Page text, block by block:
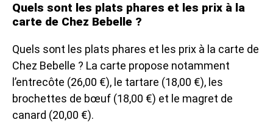
Quels sont les plats phares et les prix à la
carte de Chez Bebelle ?
Quels sont les plats phares et les prix à la carte de
Chez Bebelle ? La carte propose notamment
l’entrecôte (26,00 €), le tartare (18,00 €), les
brochettes de bœuf (18,00 €) et le magret de
canard (20,00 €).